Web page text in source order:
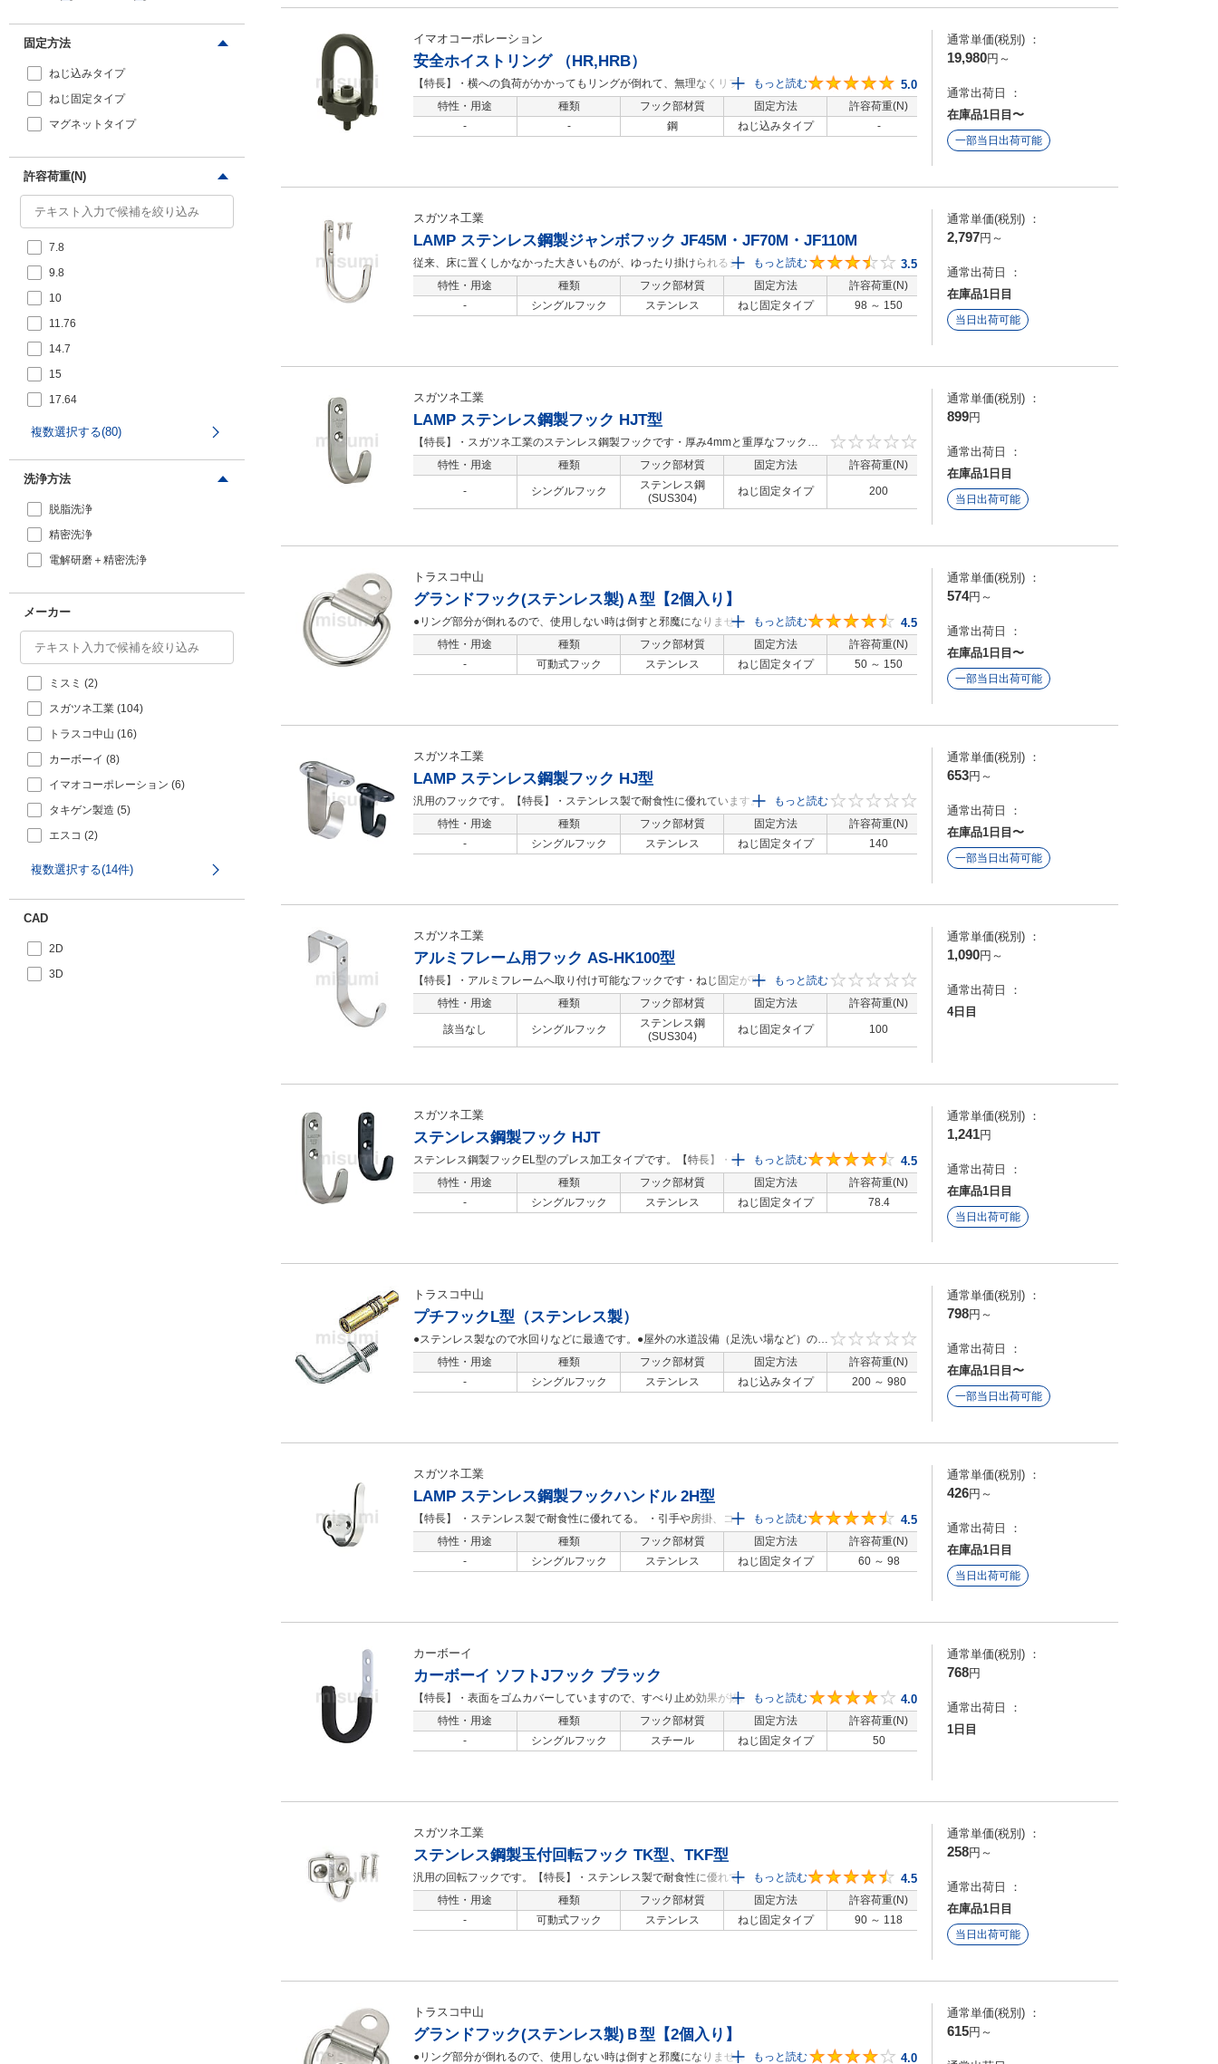
アルミニウム
木材 ステンレス
スチール
チタン
銅
亜鉛合金
オジム
ポリカーボネ
固定方法
ねじ込みタイプ
ねじ固定タイプ
マグネットタイプ
許容荷重(N)
7.8
9.8
10
11.76
14.7
15
17.64
19.6
24.5
付）
44.1
63.7
65.7
70.0
75
複数選択する(80)
洗浄方法
脱脂洗浄
精密洗浄
電解研磨＋精密洗浄
メーカー
ミスミ (2)
スガツネ工業 (104)
トラスコ中山 (16)
カーボーイ (8)
イマオコーポレーション (6)
タキゲン製造 (5)
エスコ (2)
複数選択する(14件)
CAD
2D
3D
イマオコーポレーション
安全ホイストリング （HR,HRB）
【特長】・横への負荷がかかってもリングが倒れて、無理なくリフティングでき
ます。・天吊り、横吊りなど、どのような方向に吊るしても許容荷重は変わりま
せん。・構成部品全てを磁気探傷検査にて品質を保証します。・ボルトは裏側か
らEリングで固定しています。・腐食防止品HRBはニッケルコーティングにより
もっと読む 5.0
特性・用途 種類 フック部材質 固定方法 許容荷重(N)
洗浄方法
-
- 鋼 ねじ込みタイプ -
通常単価(税別) ：
19,980円 ～
通常出荷日 ：
在庫品1日目〜
一部当日出荷可能
スガツネ工業
LAMP ステンレス鋼製ジャンボフック JF45M・JF70M・JF110M
従来、床に置くしかなかった大きいものが、ゆったり掛けられるジャンボサイズ
のフックです。【特長】・ステンレス鋼性で輝きがきわだつ研磨仕上です。・イ
ンテリアからエクステリアまであらゆる場所で使用できます。【用途】・一般家
庭の屋内、屋外、レジャー、スポーツなどに適用。
もっと読む 3.5
特性・用途 種類 フック部材質 固定方法 許容荷重(N)
洗浄方法
-
シングルフック ステンレス ねじ固定タイプ 98 ～ 150
通常単価(税別) ：
2,797円 ～
通常出荷日 ：
在庫品1日目
当日出荷可能
スガツネ工業
LAMP ステンレス鋼製フック HJT型
【特長】・スガツネ工業のステンレス鋼製フックです・厚み4mmと重厚なフックに
なります特性・用途
種類 フック部材質 固定方法 許容荷重(N) 洗浄方法
- シングルフック
ステンレス鋼
(SUS304)
ねじ固定タイプ 200 -
通常単価(税別) ：
899円
通常出荷日 ：
在庫品1日目
当日出荷可能
トラスコ中山
グランドフック(ステンレス製)Ａ型【2個入り】
●リング部分が倒れるので、使用しない時は倒すと邪魔になりません。●使用時に
は簡単にロープ・ワイヤ・チェーンなどを通すことができます。●テントロープ
の端末処理、懸垂幕などの細物ワイヤ・ロープなどの受け金具として。
もっと読む 4.5
特性・用途 種類 フック部材質 固定方法 許容荷重(N)
洗浄方法
-
可動式フック ステンレス ねじ固定タイプ 50 ～ 150
通常単価(税別) ：
574円 ～
通常出荷日 ：
在庫品1日目〜
一部当日出荷可能
スガツネ工業
LAMP ステンレス鋼製フック HJ型
汎用のフックです。【特長】・ステンレス製で耐食性に優れています。・ブラック
（艶消し）が新しく加わりました。【用途】・一般家庭の屋内、屋外、レジャー、ス
ポーツなどに適用。
もっと読む
特性・用途
種類 フック部材質 固定方法 許容荷重(N)
洗浄方法
-
シングルフック ステンレス ねじ固定タイプ 140
通常単価(税別) ：
653円 ～
通常出荷日 ：
在庫品1日目〜
一部当日出荷可能
スガツネ工業
アルミフレーム用フック AS-HK100型
【特長】・アルミフレームへ取り付け可能なフックです・ねじ固定が可能です。引っ
掛けて使用することもできます・30×30mm、40×40mmのアルミフレームに対応して
います
もっと読む
特性・用途
種類 フック部材質 固定方法 許容荷重(N)
該当なし シングルフック
ステンレス鋼
(SUS304)
ねじ固定タイプ 100
通常単価(税別) ：
1,090円 ～
通常出荷日 ：
4日目
スガツネ工業
ステンレス鋼製フック HJT
ステンレス鋼製フックEL型のプレス加工タイプです。【特長】・ブラック（艶消
し）が新しく加わりました。・板厚4mm。【用途】・あらゆるものをすっきり収
納。
もっと読む 4.5
特性・用途 種類 フック部材質 固定方法 許容荷重(N)
洗浄方法
-
シングルフック ステンレス ねじ固定タイプ 78.4
通常単価(税別) ：
1,241円
通常出荷日 ：
在庫品1日目
当日出荷可能
トラスコ中山
プチフックL型（ステンレス製）
●ステンレス製なので水回りなどに最適です。●屋外の水道設備（足洗い場など）の物
掛けに。特性・用途
種類 フック部材質 固定方法 許容荷重(N)
洗浄方法
-
シングルフック ステンレス ねじ込みタイプ 200 ～ 980
通常単価(税別) ：
798円 ～
通常出荷日 ：
在庫品1日目〜
一部当日出荷可能
スガツネ工業
LAMP ステンレス鋼製フックハンドル 2H型
【特長】 ・ステンレス製で耐食性に優れてる。 ・引手や房掛、コート掛けな
ど、アイデア次第で様々な使い方ができる。 【用途】 ・一般家庭の屋内、屋
外、レジャー、スポーツなど。
もっと読む 4.5
特性・用途 種類 フック部材質 固定方法 許容荷重(N)
洗浄方法
-
シングルフック ステンレス ねじ固定タイプ 60 ～ 98
通常単価(税別) ：
426円 ～
通常出荷日 ：
在庫品1日目
当日出荷可能
カーボーイ
カーボーイ ソフトJフック ブラック
【特長】・表面をゴムカバーしていますので、すべり止め効果が抜群です。【商
品仕様】・色：ブラック・使用荷重(kN)：0.05・幅(mm)：47・長さ(mm)：77・
厚さ(mm)：9・吊下荷重(kN)：0.05・ねじが隠せる目隠しシール入・JANコー
ド：4968124211534・トラスココード：835-6899・質量：32g【材質/仕上】・
もっと読む 4.0
特性・用途 種類 フック部材質 固定方法 許容荷重(N)
-
シングルフック スチール ねじ固定タイプ 50
通常単価(税別) ：
768円
通常出荷日 ：
1日目
スガツネ工業
ステンレス鋼製玉付回転フック TK型、TKF型
汎用の回転フックです。【特長】・ステンレス製で耐食性に優れています。・フ
ック部は180°回転し、フリクション（抵抗機能）が振動による首振りを防止しま
す。・フック部先端が球状なので、安心してご使用いただけます。【用途】・一
般家庭の屋内、屋外、レジャー、スポーツなどに適用。
もっと読む 4.5
特性・用途 種類 フック部材質 固定方法 許容荷重(N)
洗浄方法
-
可動式フック ステンレス ねじ固定タイプ 90 ～ 118
通常単価(税別) ：
258円 ～
通常出荷日 ：
在庫品1日目
当日出荷可能
トラスコ中山
グランドフック(ステンレス製)Ｂ型【2個入り】
●リング部分が倒れるので、使用しない時は倒すと邪魔になりません。●使用時に
もっと読む 4.0
通常単価(税別) ：
615円 ～